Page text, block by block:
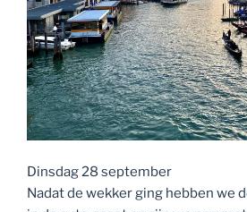
Dinsdag 28 september
Nadat de wekker ging hebben we